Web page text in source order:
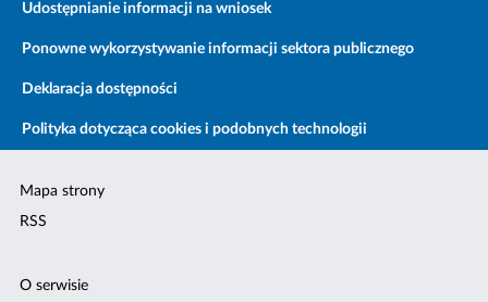
Udostępnianie informacji na wniosek
Ponowne wykorzystywanie informacji sektora publicznego
Deklaracja dostępności
Polityka dotycząca cookies i podobnych technologii
Mapa strony
RSS
O serwisie